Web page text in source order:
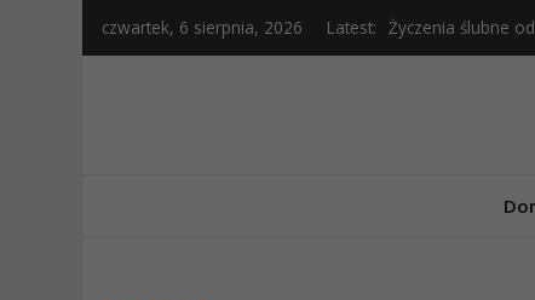
czwartek, 6 sierpnia, 2026 Latest: Życzenia ślubne
Życzenia ślubne
Życzenia ślubne
Wierszyki na